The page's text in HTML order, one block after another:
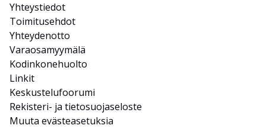
Yhteystiedot
Toimitusehdot
Yhteydenotto
Varaosamyymälä
Kodinkonehuolto
Linkit
Keskustelufoorumi
Rekisteri- ja tietosuojaseloste
Muuta evästeasetuksia